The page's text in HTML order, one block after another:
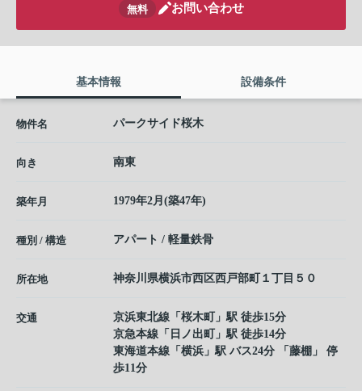
無料 お問い合わせ
基本情報 設備条件
物件名 パークサイド桜木
向き 南東
築年月 1979年2月(築47年)
種別 / 構造 アパート / 軽量鉄骨
所在地 神奈川県横浜市西区西戸部町 １丁目５０
交通 京浜東北線 「 桜木町
」駅 徒歩15分
京急本線 「 日ノ出町
」駅 徒歩14分
東海道本線 「 横浜 」駅 バス24分 「藤棚」 停
歩11分